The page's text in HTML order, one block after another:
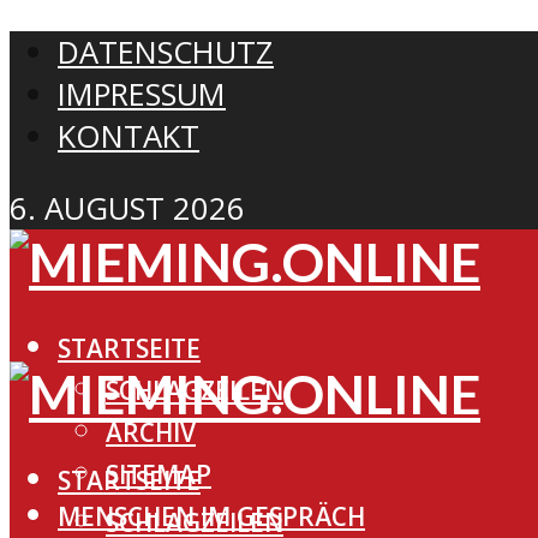
DATENSCHUTZ
IMPRESSUM
KONTAKT
6. AUGUST 2026
STARTSEITE
SCHLAGZEILEN
ARCHIV
SITEMAP
MENSCHEN IM GESPRÄCH
STARTSEITE
SCHLAGZEILEN